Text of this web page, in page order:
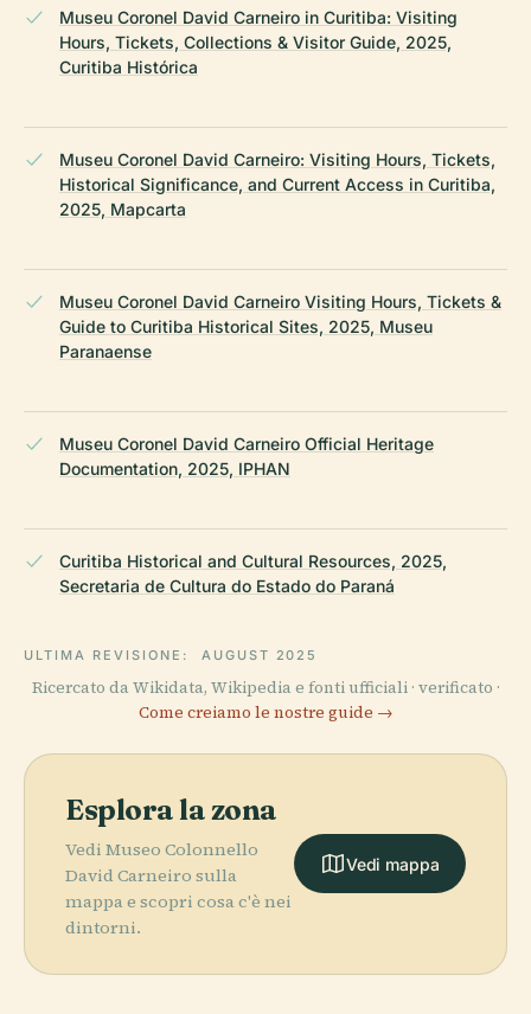
Museu Coronel David Carneiro in Curitiba: Visiting
Hours, Tickets, Collections & Visitor Guide, 2025,
Curitiba Histórica
Museu Coronel David Carneiro: Visiting Hours, Tickets,
Historical Significance, and Current Access in Curitiba,
2025, Mapcarta
Museu Coronel David Carneiro Visiting Hours, Tickets &
Guide to Curitiba Historical Sites, 2025, Museu
Paranaense
Museu Coronel David Carneiro Official Heritage
Documentation, 2025, IPHAN
Curitiba Historical and Cultural Resources, 2025,
Secretaria de Cultura do Estado do Paraná
ULTIMA REVISIONE: AUGUST 2025
Ricercato da Wikidata, Wikipedia e fonti ufficiali · verificato ·
Come creiamo le nostre guide →
Esplora la zona
Vedi Museo Colonnello
David Carneiro sulla
mappa e scopri cosa c'è nei
dintorni.
Vedi mappa